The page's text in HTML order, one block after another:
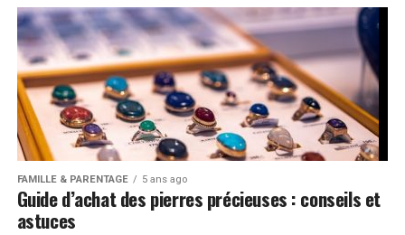
FAMILLE & PARENTAGE 5 ans ago
Guide d’achat des pierres précieuses : conseils et
astuces